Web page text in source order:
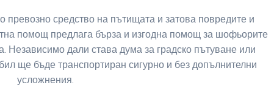
средство на пътищата и затова повредите и
помощ предлага бърза и изгодна помощ за шофьорите
Независимо дали става дума за градско пътуване или
ще бъде транспортиран сигурно и без допълнителни
усложнения.